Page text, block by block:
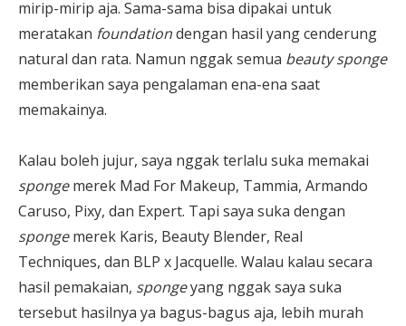
mirip-mirip aja. Sama-sama bisa dipakai untuk
meratakan foundationdengan hasil yang cenderung
natural dan rata. Namun nggak semua beauty sponge
memberikan saya pengalaman ena-ena saat
memakainya.
Kalau boleh jujur, saya nggak terlalu suka memakai
spongemerek Mad For Makeup, Tammia, Armando
Caruso, Pixy, dan Expert. Tapi saya suka dengan
spongemerek Karis, Beauty Blender, Real
Techniques, dan BLP x Jacquelle. Walau kalau secara
hasil pemakaian, spongeyang nggak saya suka
tersebut hasilnya ya bagus-bagus aja, lebih murah